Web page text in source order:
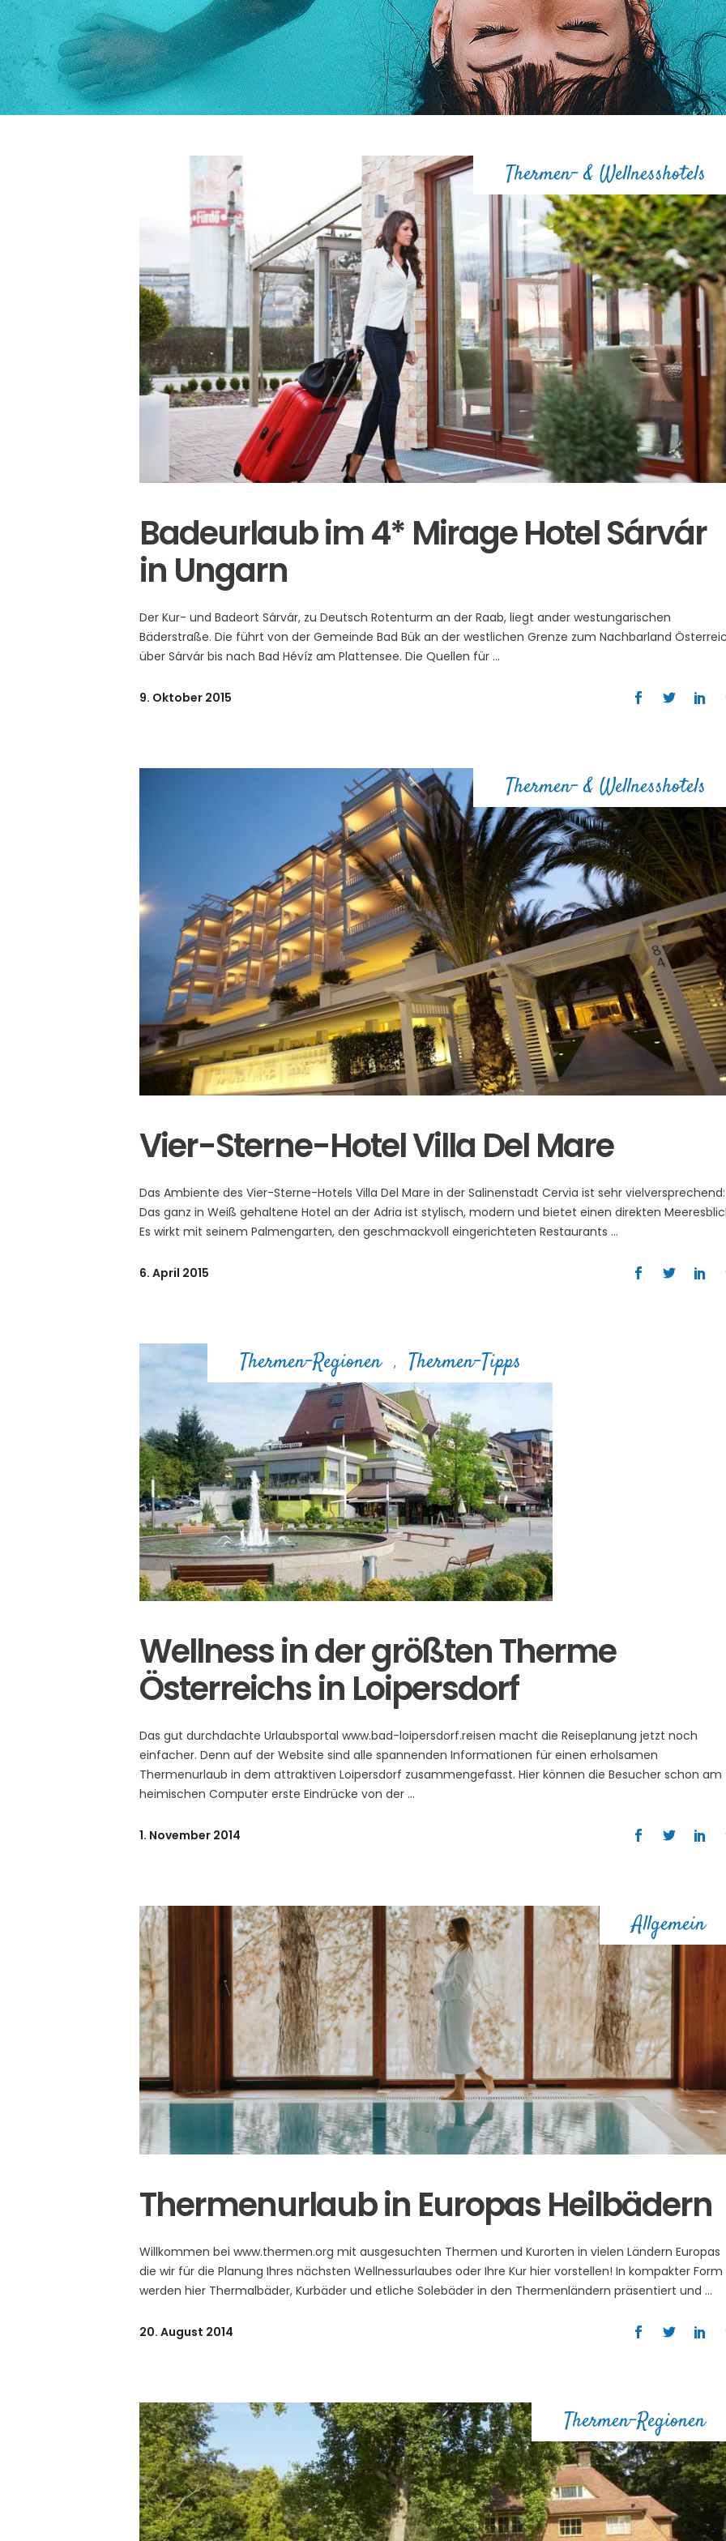
Thermen- & Wellnesshotels
Badeurlaub im 4* Mirage Hotel Sárvár
in Ungarn
Der Kur- und Badeort Sárvár, zu Deutsch Rotenturm an der Raab, liegt ander westungarischen
Bäderstraße. Die führt von der Gemeinde Bad Bük an der westlichen Grenze zum Nachbarland
über Sárvár bis nach Bad Hévíz am Plattensee. Die Quellen für
9. Oktober 2015
Thermen- & Wellnesshotels
Vier-Sterne-Hotel Villa Del Mare
Das Ambiente des Vier-Sterne-Hotels Villa Del Mare in der Salinenstadt Cervia ist sehr vielversprechend:
Das ganz in Weiß gehaltene Hotel an der Adria ist stylisch, modern und bietet einen direkten
Es wirkt mit seinem Palmengarten, den geschmackvoll eingerichteten Restaurants
6. April 2015
Thermen-Regionen , Thermen-Tipps
Wellness in der größten Therme
Österreichs in Loipersdorf
Das gut durchdachte Urlaubsportal www.bad-loipersdorf.reisen macht die Reiseplanung jetzt noch
einfacher. Denn auf der Website sind alle spannenden Informationen für einen erholsamen
Thermenurlaub in dem attraktiven Loipersdorf zusammengefasst. Hier können die Besucher schon am
heimischen Computer erste Eindrücke von der
1. November 2014
Allgemein
Thermenurlaub in Europas Heilbädern
Willkommen bei www.thermen.org mit ausgesuchten Thermen und Kurorten in vielen Ländern Europas
die wir für die Planung Ihres nächsten Wellnessurlaubes oder Ihre Kur hier vorstellen! In kompakter Form
werden hier Thermalbäder, Kurbäder und etliche Solebäder in den Thermenländern präsentiert und
20. August 2014
Thermen-Regionen